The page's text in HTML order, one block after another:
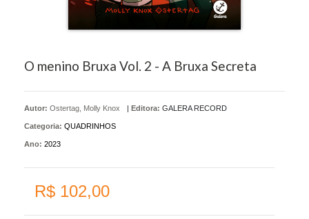
O menino Bruxa Vol. 2 - A Bruxa Secreta
Autor: Ostertag, Molly Knox | Editora: GALERA RECORD
Categoria: QUADRINHOS
Ano: 2023
R$ 102,00